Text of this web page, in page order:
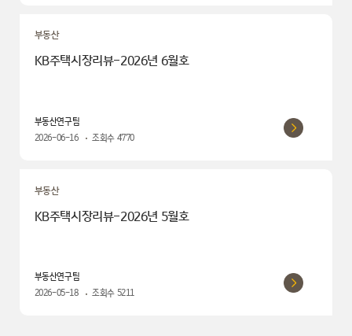
부동산
KB주택시장리뷰-2026년 6월호
부동산연구팀
2026-06-16
조회수 4770
부동산
KB주택시장리뷰-2026년 5월호
부동산연구팀
2026-05-18
조회수 5211